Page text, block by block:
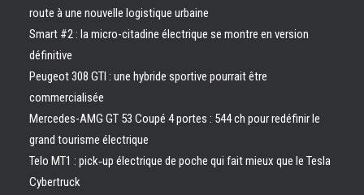
route à une nouvelle logistique urbaine
Smart #2 : la micro-citadine électrique se montre en version
définitive
Peugeot 308 GTI : une hybride sportive pourrait être
commercialisée
Mercedes-AMG GT 53 Coupé 4 portes : 544 ch pour redéfinir le
grand tourisme électrique
Telo MT1 : pick‑up électrique de poche qui fait mieux que le Tesla
Cybertruck